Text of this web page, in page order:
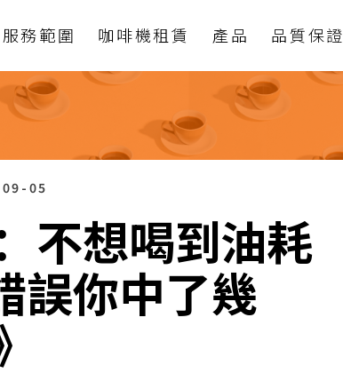
服務範圍 咖啡機租賃 產品 品質保證
05
不想喝到油耗
誤你中了幾